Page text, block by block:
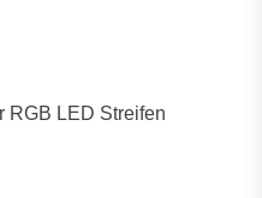
RGB LED Streifen